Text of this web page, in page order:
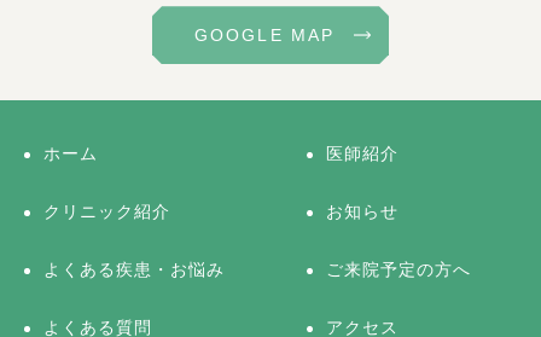
GOOGLE MAP
ホーム 医師紹介
クリニック紹介 お知らせ
よくある疾患・お悩み ご来院予定の方へ
よくある質問 アクセス